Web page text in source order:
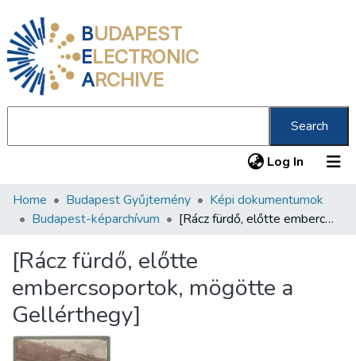
BUDAPEST
ELECTRONIC
ARCHIVE
Search
Log In (current)
Communities & Collections
Statistics
About us
Home Budapest Gyűjtemény
Képi dokumentumok
Budapest-képarchívum
[Rácz fürdő, előtte embercsoportok, mögötte a Gellérthegy]
[Rácz fürdő, előtte
embercsoportok, mögötte a
Gellérthegy]